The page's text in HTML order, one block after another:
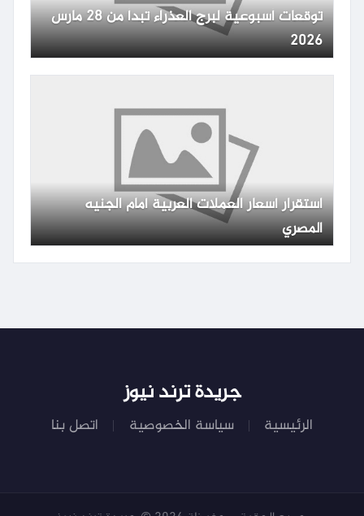
توقعات أسبوعية لبرج العذراء تبدأ من 28 مارس
2026
استقرار أسعار العملات العربية أمام الجنيه
المصري
جريدة ترند نيوز
الرئيسية سياسة الخصوصية اتصل بنا